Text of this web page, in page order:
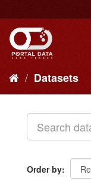
to
content
Datasets
Order by